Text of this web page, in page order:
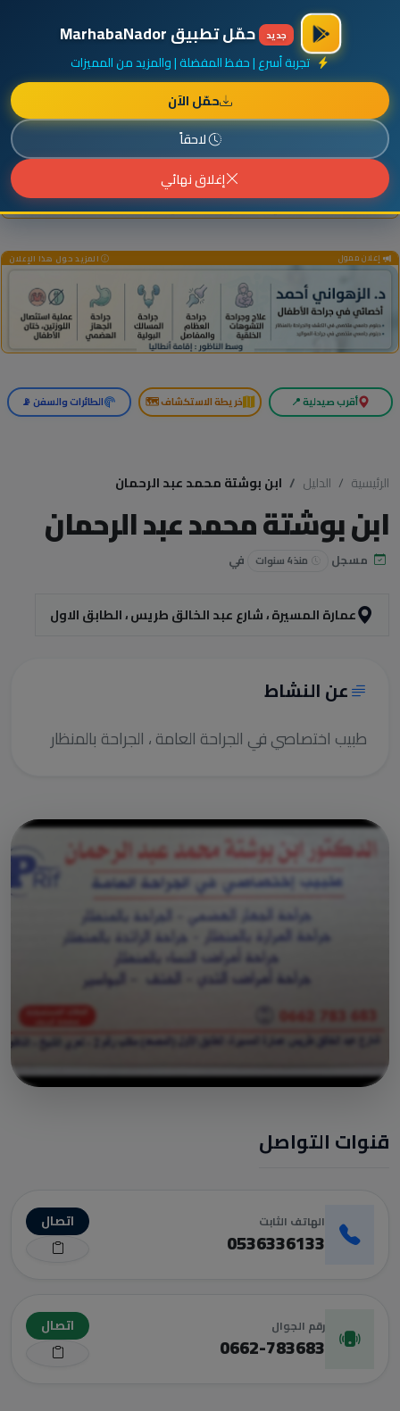
أضف نشاطك مجاناً
جديد حمّل تطبيق MarhabaNador
تجربة أسرع | حفظ المفضلة | والمزيد من المميزات
حمّل الآن
لاحقاً
إغلاق نهائي
إعلان ممول المزيد حول هذا الإعلان
إعلان ممول المزيد حول هذا الإعلان
أقرب صيدلية 📍 خريطة الاستكشاف 🗺️ الطائرات والسفن 📡
الرئيسية الدليل ابن بوشتة محمد عبد الرحمان
ابن بوشتة محمد عبد الرحمان
مسجل منذ 4 سنوات في
عمارة المسيرة ، شارع عبد الخالق طريس ، الطابق الاول
عن النشاط
طبيب اختصاصي في الجراحة العامة ، الجراحة بالمنظار
قنوات التواصل
الهاتف الثابت
0536336133
اتصال
رقم الجوال
0662-783683
اتصال